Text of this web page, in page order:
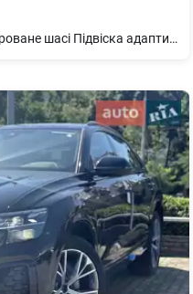
Додаткове обладнання: Повнокероване шасі Підвіска адаптивна пневматична Кермо 3-спицеве шкіряне з підігрівом Сидіння заднє plus Рейлінги на даху чорні Підігрів передніх і задніх сидінь Вентиляція передніх сидінь Дзеркало внутрішнє з автом. затемненням безрамне Пакет оптичний чорний плюс Підлокітник централ. передній комфортний Корпуси зовнішніх дзеркал чорні Захист від пилу додатковий Дзеркала з пам’яттю і автом. затемненням з обох боків, електричним налаштуванням, підігрівом та складанням Декор дуб сірий Задні ліхтарі цифрові OLED Клімат-контроль 4-зональний Audi virtual cockpit plus Світлодіодне освітлення зони посадки Bang & Olufsen 3D Premium Sound System Подовжена гарантія додатково 2 роки або 120 000 км Диски 10 Y-спиць 10Jx22 чорний металі Органи управління глянцево-чорні Шкіра Valcona в ромбовидному виконанні та тисненням S. Пакет оптичний чорний Пакет-асистент Місто Пакет-асистент Паркування вкл. камери кругового огляду. Комфортний ключ Екстер єр - пакет S line Сидіння передні з пам’яттю та з електрорегулюванням Світлодіодні матричні фари Сидіння передні спортивні plus Фонова підсвітка plus Засклення акустичне бічних вікон Спортивний пакет S line Пакет Бізнес - сервопривід зачинення дверей - Audi smartphone interface - Audi phone box light - рульова колонка з електроприводом регулювання - відсутність позначень моделі, технології на потужності на багажнику - 2 роз’єми USB-С з можливістю заряджання у задній частині салону, 2 роз’єми USB-С у 1-му ряді сидінь - шторка сонцезахисна з електроприводом для задніх бокових вікон, з ручним приводом для заднього скла.